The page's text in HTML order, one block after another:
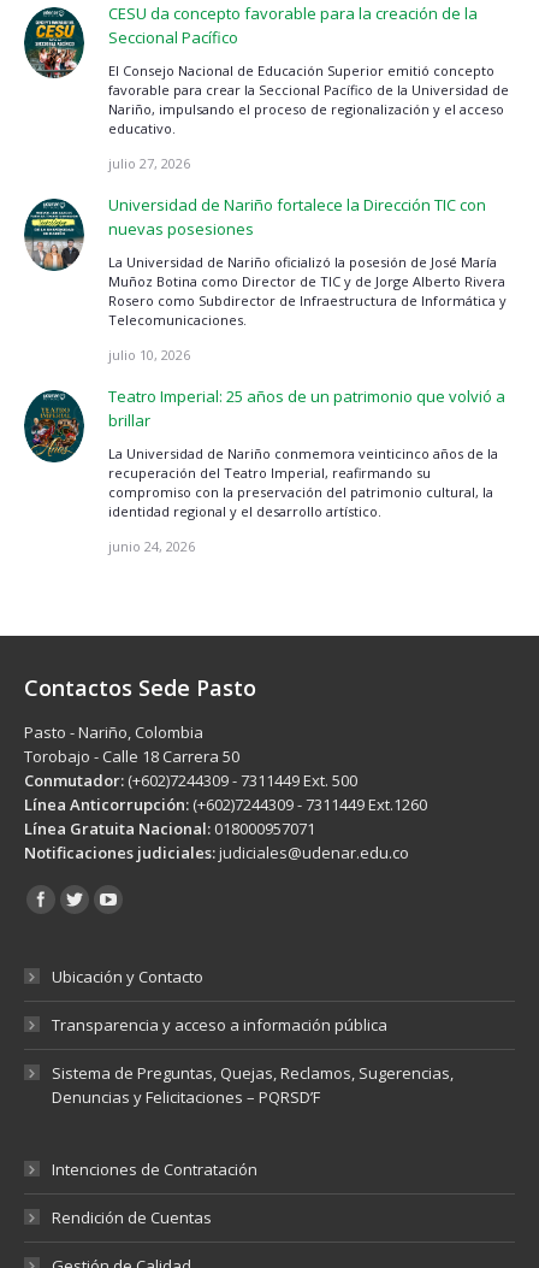
CESU da concepto favorable para la creación de la
Seccional Pacífico
El Consejo Nacional de Educación Superior emitió concepto
favorable para crear la Seccional Pacífico de la Universidad de
Nariño, impulsando el proceso de regionalización y el acceso
educativo.
julio 27, 2026
Universidad de Nariño fortalece la Dirección TIC con
nuevas posesiones
La Universidad de Nariño oficializó la posesión de José María
Muñoz Botina como Director de TIC y de Jorge Alberto Rivera
Rosero como Subdirector de Infraestructura de Informática y
Telecomunicaciones.
julio 10, 2026
Teatro Imperial: 25 años de un patrimonio que volvió a
brillar
La Universidad de Nariño conmemora veinticinco años de la
recuperación del Teatro Imperial, reafirmando su
compromiso con la preservación del patrimonio cultural, la
identidad regional y el desarrollo artístico.
junio 24, 2026
Contactos Sede Pasto
Pasto - Nariño, Colombia
Torobajo - Calle 18 Carrera 50
Conmutador: (+602)7244309 - 7311449 Ext. 500
Línea Anticorrupción: (+602)7244309 - 7311449 Ext.1260
Línea Gratuita Nacional: 018000957071
Notificaciones judiciales:judiciales@udenar.edu.co
Encuéntranos en:
Ubicación y Contacto
Transparencia y acceso a información pública
Sistema de Preguntas, Quejas, Reclamos, Sugerencias,
Denuncias y Felicitaciones – PQRSD’F
Intenciones de Contratación
Rendición de Cuentas